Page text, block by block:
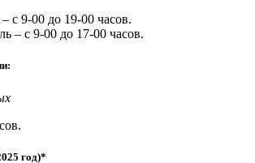
с 9-00 до 19-00 часов.
– с 9-00 до 17-00 часов.
год)*